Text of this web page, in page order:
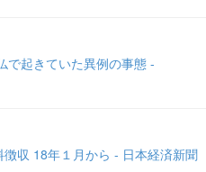
起きていた異例の事態 -
収 18年１月から - 日本経済新聞